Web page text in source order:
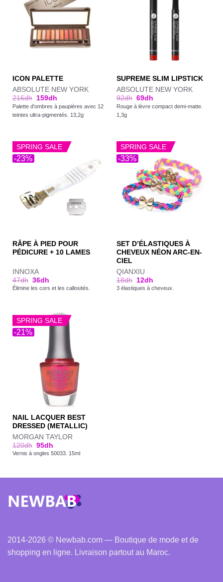
ICON PALETTE
ABSOLUTE NEW YORK
216dh 159dh
Palette d'ombres à paupières avec 12
teintes ultra-pigmentés. 13,2g
SUPREME SLIM LIPSTICK
ABSOLUTE NEW YORK
92dh 69dh
Rouge à lèvre compact demi-matte.
1,3g
-23%
SPRING SALE
RÂPE À PIED POUR
PÉDICURE + 10 LAMES
INNOXA
47dh 36dh
Élimine les cors et les callosités.
-33%
SPRING SALE
SET D’ÉLASTIQUES À
CHEVEUX NÉON ARC-EN-
CIEL
QIANXIU
18dh 12dh
3 élastiques à cheveux.
-21%
SPRING SALE
NAIL LACQUER BEST
DRESSED (METALLIC)
MORGAN TAYLOR
120dh 95dh
Vernis à ongles 50033. 15ml
2014-2026 © Newbab.com — Boutique de mode et de
shopping en ligne. Livraison partout au Maroc.